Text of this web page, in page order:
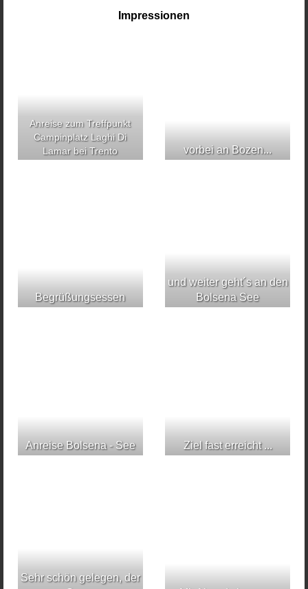
Impressionen
Anreise zum Treffpunkt
Campinplatz Laghi Di
Lamar bei Trento
vorbei an Bozen...
Begrüßungsessen
und weiter geht´s an den
Bolsena See
Anreise Bolsena - See Ziel fast erreicht ...
Sehr schön gelegen, der